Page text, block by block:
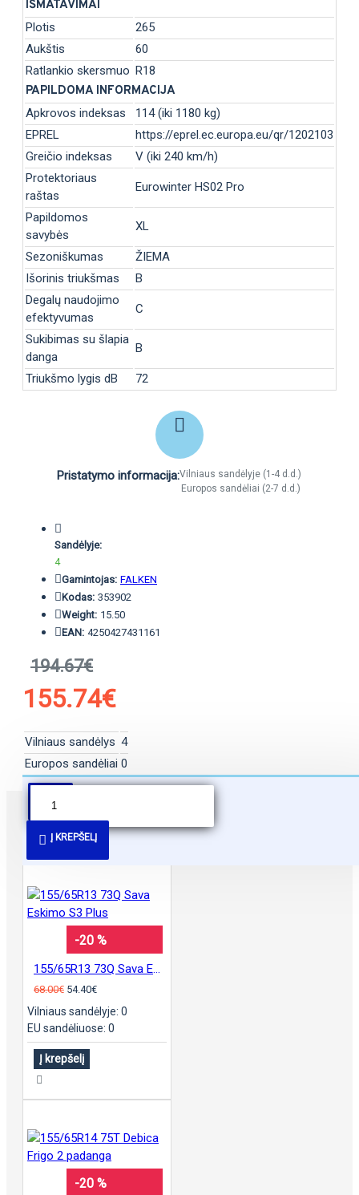
IŠMATAVIMAI
Plotis
265
Aukštis
60
Ratlankio skersmuo R18
PAPILDOMA INFORMACIJA
Apkrovos indeksas
114 (iki 1180 kg)
EPREL
https://eprel.ec.europa.eu/qr/1202103
Greičio indeksas
V (iki 240 km/h)
Protektoriaus
raštas
Eurowinter HS02 Pro
Papildomos
savybės
XL
Sezoniškumas
ŽIEMA
Išorinis triukšmas
B
Degalų naudojimo
efektyvumas
C
Sukibimas su šlapia
danga
B
Triukšmo lygis dB 72
Pristatymo informacija:Vilniaus sandėlyje (1-4 d.d.)
Europos sandėliai (2-7 d.d.)
Sandėlyje:
4
Gamintojas: FALKEN
Kodas: 353902
Weight: 15.50
EAN: 4250427431161
194.67€
155.74€
Vilniaus sandėlys 4
Europos sandėliai 0
Į KREPŠELĮ
PANAŠŪS PASIŪLYMAI
-20 %
68.00€ 54.40€
Vilniaus sandėlyje: 0
EU sandėliuose: 0
Į krepšelį
-20 %